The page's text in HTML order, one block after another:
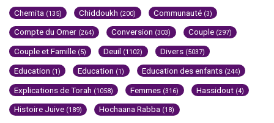
Chemita (135) Chiddoukh (200) Communauté (3)
Compte du Omer (264) Conversion (303) Couple (297)
Couple et Famille (5) Deuil (1102) Divers (5037)
Education (1) Education (1) Education des enfants (244)
Explications de Torah (1058) Femmes (316) Hassidout (4)
Histoire Juive (189) Hochaana Rabba (18)